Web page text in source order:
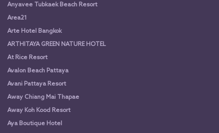
Anyavee Tubkaek Beach Resort
Area21
Arte Hotel Bangkok
ARTHITAYA GREEN NATURE HOTEL
At Rice Resort
Avalon Beach Pattaya
Avani Pattaya Resort
Away Chiang Mai Thapae
Away Koh Kood Resort
Aya Boutique Hotel